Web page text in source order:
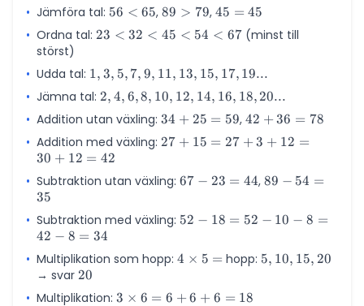
60,
70,
80,
100
• Jämföra tal: 56
<
65
56 < 65,89
>
79
89 > 79, 45
=
45
45 = 45
• Ordna tal: 23
32
<
45
<
<
67
23 < 32 < 45 < 54 < 67(minst till
störst)
• Udda tal: 1, 3,
5, 7,
11,
13,
15,
19...
1, 3, 5, 7, 9, 11, 13, 15, 17, 19...
• Jämna tal: 2, 4,
6, 8,
12,
14,
16,
2, 4, 6,8, 10, 12, 14, 16, 18, 20...
• Addition utan växling: 34
+
25
59
34 + 25 = 59, 42
+
36
78
42 +36 = 78
• Addition med växling: 27
15
=
+
+
=
27 + 15 = 27 +3 + 12 =
30 + 12 = 42
• Subtraktion utan växling: 67
23
=
67 − 23 = 44, 89
54
89 − 54 =
35
• Subtraktion med växling: 52
18
-
52 − 18 = 52 − 10 − 8 =
42 − 8 = 34
• Multiplikation som hopp: 4
5 =
4 × 5 = hopp: 5,
5, 10, 15, 20
→ svar 20
20
• Multiplikation: 3
3 × 6 = 6 +6 + 6 = 18